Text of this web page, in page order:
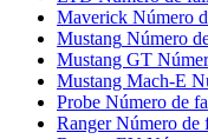
Maverick Número
Mustang Número
Mustang GT
Mustang Mach-E
Probe Número de
Ranger Número de